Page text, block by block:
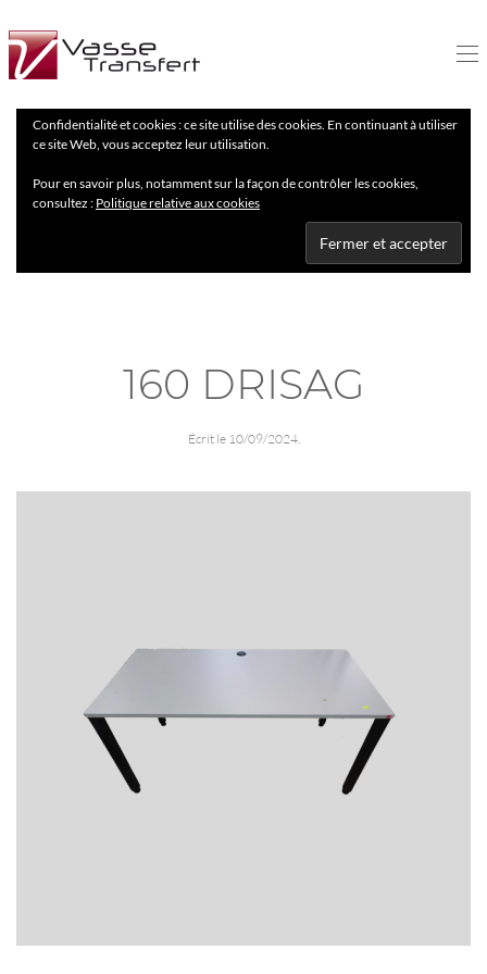
Confidentialité et cookies : ce site utilise des cookies. En continuant à utiliser
ce site Web, vous acceptez leur utilisation.
Pour en savoir plus, notamment sur la façon de contrôler les cookies,
consultez : Politique relative aux cookies
160 DRISAG
Écrit le 10/09/2024.